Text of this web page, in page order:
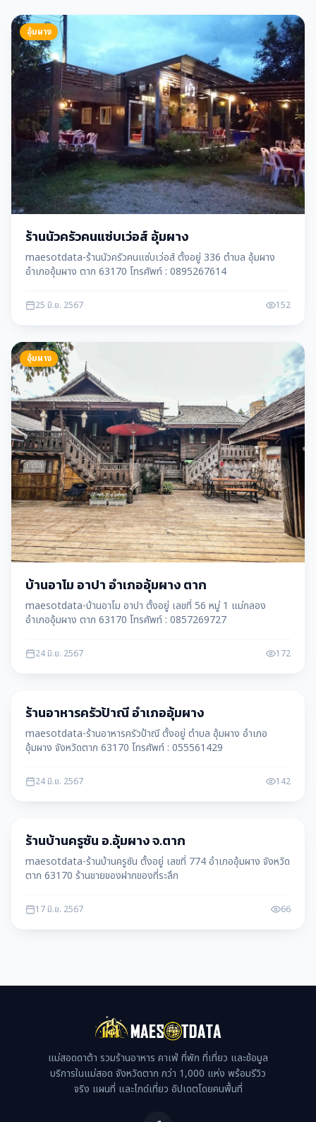
อุ้มผาง
ร้านนัวครัวคนแซ่บเว่อส์ อุ้มผาง
maesotdata-ร้านนัวครัวคนแซ่บเว่อส์ ตั้งอยู่ 336 ตำบล อุ้มผาง
อำเภออุ้มผาง ตาก 63170 โทรศัพท์ : 0895267614
25 มิ.ย. 2567 152
อุ้มผาง
บ้านอาโม อาปา อำเภออุ้มผาง ตาก
maesotdata-บ้านอาโม อาปา ตั้งอยู่ เลขที่ 56 หมู่ 1 แม่กลอง
อำเภออุ้มผาง ตาก 63170 โทรศัพท์ : 0857269727
24 มิ.ย. 2567 172
อุ้มผาง
ร้านอาหารครัวป้าณี อำเภออุ้มผาง
maesotdata-ร้านอาหารครัวป้าณี ตั้งอยู่ ตำบล อุ้มผาง อำเภอ
อุ้มผาง จังหวัดตาก 63170 โทรศัพท์ : 055561429
24 มิ.ย. 2567 142
อุ้มผาง
ร้านบ้านครูซัน อ.อุ้มผาง จ.ตาก
maesotdata-ร้านบ้านครูซัน ตั้งอยู่ เลขที่ 774 อำเภออุ้มผาง จังหวัด
ตาก 63170 ร้านขายของฝากของที่ระลึก
17 มิ.ย. 2567 66
แม่สอดดาต้า รวมร้านอาหาร คาเฟ่ ที่พัก ที่เที่ยว และข้อมูล
บริการในแม่สอด จังหวัดตาก กว่า 1,000 แห่ง พร้อมรีวิว
จริง แผนที่ และไกด์เที่ยว อัปเดตโดยคนพื้นที่